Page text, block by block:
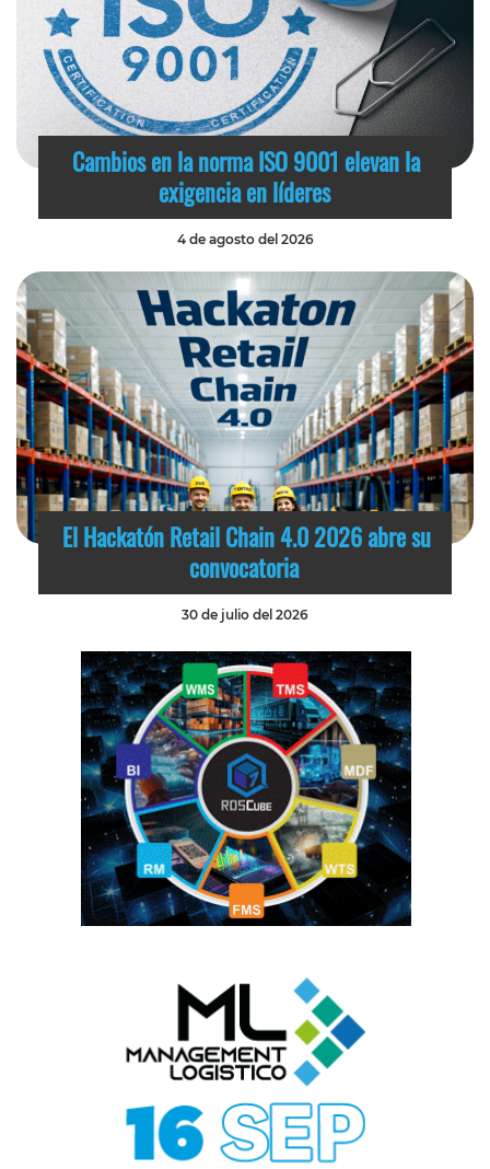
Cambios en la norma ISO 9001 elevan la
exigencia en líderes
4 de agosto del 2026
El Hackatón Retail Chain 4.0 2026 abre su
convocatoria
30 de julio del 2026